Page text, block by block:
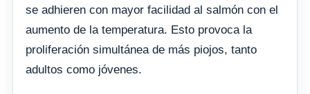
se adhieren con mayor facilidad al salmón con el
aumento de la temperatura. Esto provoca la
proliferación simultánea de más piojos, tanto
adultos como jóvenes.